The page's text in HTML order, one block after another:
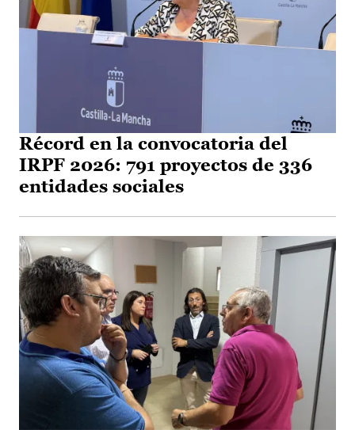
Récord en la convocatoria del
IRPF 2026: 791 proyectos de 336
entidades sociales